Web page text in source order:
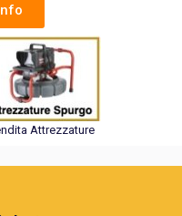
Attrezzature